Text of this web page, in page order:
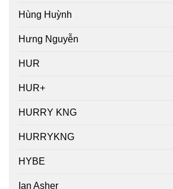
Hùng Huỳnh
Hưng Nguyễn
HUR
HUR+
HURRY KNG
HURRYKNG
HYBE
Ian Asher